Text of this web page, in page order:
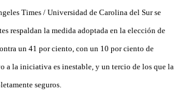
Times / Universidad de Carolina del Sur se
respaldan la medida adoptada en la elección de
un 41 por ciento, con un 10 por ciento de
a la iniciativa es inestable, y un tercio de los que la
seguros.